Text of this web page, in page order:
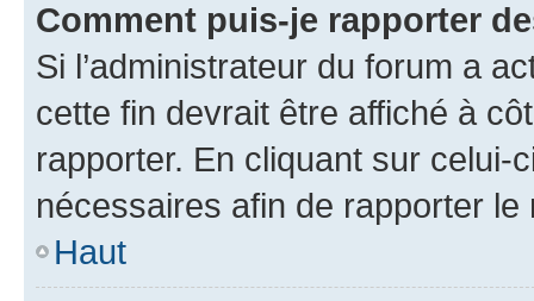
Comment puis-je rapporter
Si l’administrateur du forum a
cette fin devrait être affiché à
rapporter. En cliquant sur
nécessaires afin de rapporter le
Haut